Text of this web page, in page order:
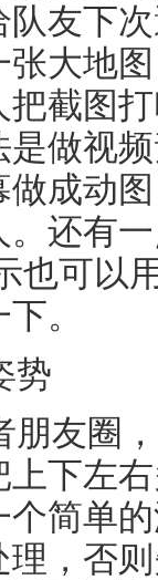
队友下
大地
截图
做视
成动
还有
也可以
。
势
朋友圈
下左
简单
，否